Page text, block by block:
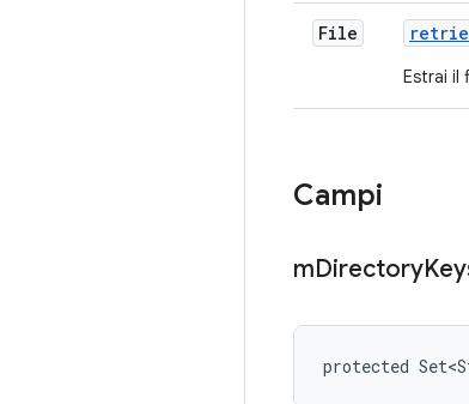
File
Estrai il
Campi
mDirectory
protected